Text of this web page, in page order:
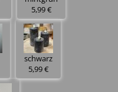
5,99 €
schwarz
5,99 €